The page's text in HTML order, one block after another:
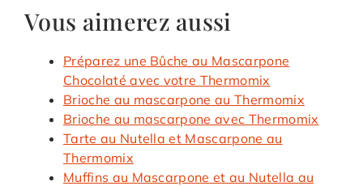
Vous aimerez aussi
Préparez une Bûche au Mascarpone
Chocolaté avec votre Thermomix
Brioche au mascarpone au Thermomix
Brioche au mascarpone avec Thermomix
Tarte au Nutella et Mascarpone au
Thermomix
Muffins au Mascarpone et au Nutella au